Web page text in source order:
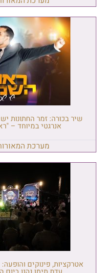
שיר בכורה: זמר החתונות
אנרגטי במיוחד –
מערכת